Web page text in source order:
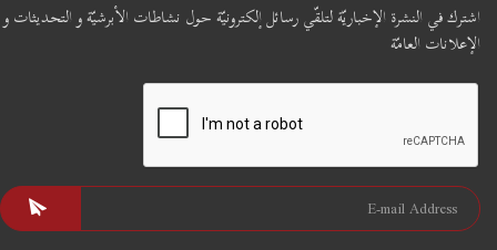
اشترك في النشرة الإخباريّة لتلقّي رسائل إلكترونيّة حول نشاطات الأبرشيّة و التحديثات و
الإعلانات العامّة